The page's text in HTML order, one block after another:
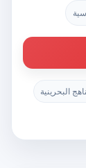
البحرينية